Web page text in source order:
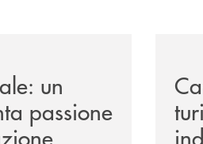
un
passione